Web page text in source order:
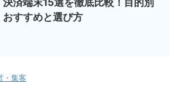
おすすめと選び方
・集客